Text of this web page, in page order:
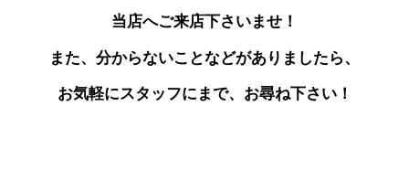
当店へご来店下さいませ！
また、分からないことなどがありましたら、
お気軽にスタッフにまで、お尋ね下さい！